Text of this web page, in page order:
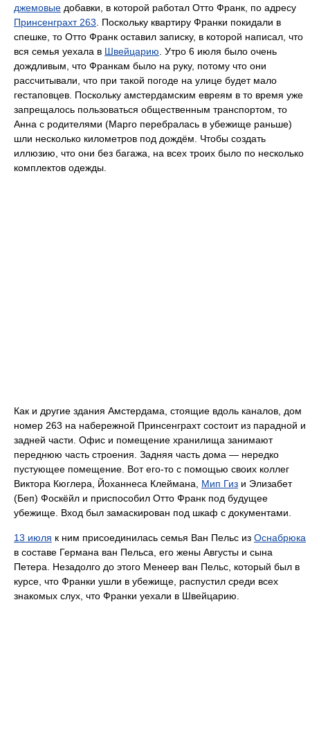
джемовые добавки, в которой работал Отто Франк, по адресу
Принсенграхт 263. Поскольку квартиру Франки покидали в
спешке, то Отто Франк оставил записку, в которой написал, что
вся семья уехала в Швейцарию. Утро 6 июля было очень
дождливым, что Франкам было на руку, потому что они
рассчитывали, что при такой погоде на улице будет мало
гестаповцев. Поскольку амстердамским евреям в то время уже
запрещалось пользоваться общественным транспортом, то
Анна с родителями (Марго перебралась в убежище раньше)
шли несколько километров под дождём. Чтобы создать
иллюзию, что они без багажа, на всех троих было по несколько
комплектов одежды.
Как и другие здания Амстердама, стоящие вдоль каналов, дом
номер 263 на набережной Принсенграхт состоит из парадной и
задней части. Офис и помещение хранилища занимают
переднюю часть строения. Задняя часть дома — нередко
пустующее помещение. Вот его-то с помощью своих коллег
Виктора Кюглера, Йоханнеса Клеймана, Мип Гиз и Элизабет
(Беп) Фоскёйл и приспособил Отто Франк под будущее
убежище. Вход был замаскирован под шкаф с документами.
13 июля к ним присоединилась семья Ван Пельс из Оснабрюка
в составе Германа ван Пельса, его жены Августы и сына
Петера. Незадолго до этого Менеер ван Пельс, который был в
курсе, что Франки ушли в убежище, распустил среди всех
знакомых слух, что Франки уехали в Швейцарию.